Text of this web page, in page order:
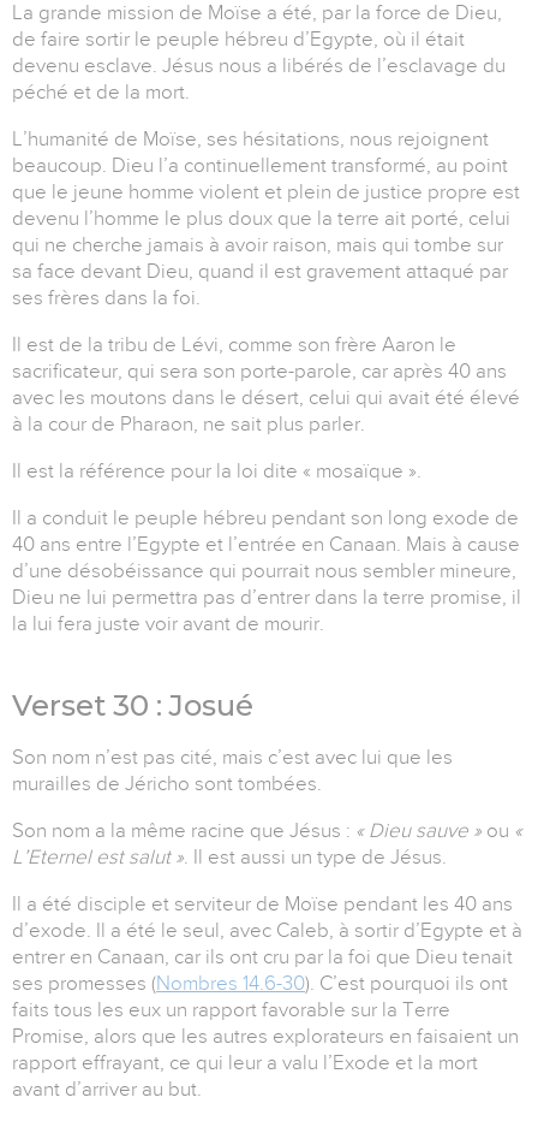
La grande mission de Moïse a été, par la force de Dieu,
de faire sortir le peuple hébreu d’Egypte, où il était
devenu esclave. Jésus nous a libérés de l’esclavage du
péché et de la mort.
L’humanité de Moïse, ses hésitations, nous rejoignent
beaucoup. Dieu l’a continuellement transformé, au point
que le jeune homme violent et plein de justice propre est
devenu l’homme le plus doux que la terre ait porté, celui
qui ne cherche jamais à avoir raison, mais qui tombe sur
sa face devant Dieu, quand il est gravement attaqué par
ses frères dans la foi.
Il est de la tribu de Lévi, comme son frère Aaron le
sacrificateur, qui sera son porte-parole, car après 40 ans
avec les moutons dans le désert, celui qui avait été élevé
à la cour de Pharaon, ne sait plus parler.
Il est la référence pour la loi dite « mosaïque ».
Il a conduit le peuple hébreu pendant son long exode de
40 ans entre l’Egypte et l’entrée en Canaan. Mais à cause
d’une désobéissance qui pourrait nous sembler mineure,
Dieu ne lui permettra pas d’entrer dans la terre promise, il
la lui fera juste voir avant de mourir.
Verset 30 : Josué
Son nom n’est pas cité, mais c’est avec lui que les
murailles de Jéricho sont tombées.
Son nom a la même racine que Jésus : « Dieu sauve » ou «
L’Eternel est salut ». Il est aussi un type de Jésus.
Il a été disciple et serviteur de Moïse pendant les 40 ans
d’exode. Il a été le seul, avec Caleb, à sortir d’Egypte et à
entrer en Canaan, car ils ont cru par la foi que Dieu tenait
ses promesses (Nombres 14.6-30). C’est pourquoi ils ont
faits tous les eux un rapport favorable sur la Terre
Promise, alors que les autres explorateurs en faisaient un
rapport effrayant, ce qui leur a valu l’Exode et la mort
avant d’arriver au but.